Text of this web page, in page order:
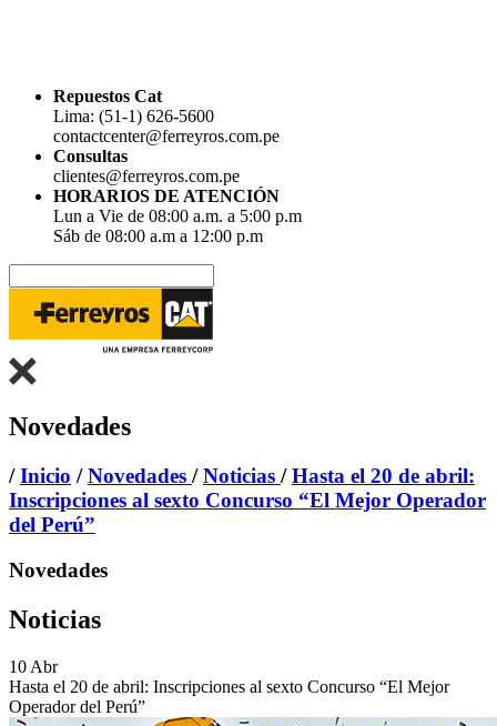
Repuestos Cat
Lima: (51-1) 626-5600
contactcenter@ferreyros.com.pe
Consultas
clientes@ferreyros.com.pe
HORARIOS DE ATENCIÓN
Lun a Vie de 08:00 a.m. a 5:00 p.m
Sáb de 08:00 a.m a 12:00 p.m
Novedades
/Inicio /Novedades /Noticias /Hasta el 20 de abril:
Inscripciones al sexto Concurso “El Mejor Operador
del Perú”
Novedades
Noticias
10 Abr
Hasta el 20 de abril: Inscripciones al sexto Concurso “El Mejor
Operador del Perú”